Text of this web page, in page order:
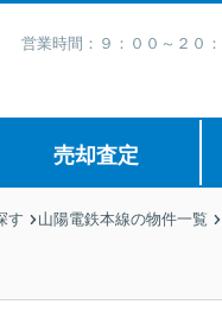
営業時間：９：００～２０
売却査定
す 山陽電鉄本線の物件一覧